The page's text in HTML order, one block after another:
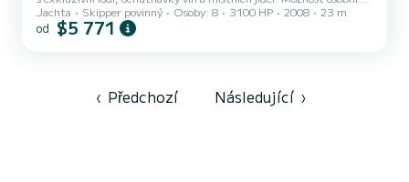
přizpůsobení zážitku s ochutnávkami mořských plodů a vybraných
vín (za příplatek)
Jachta Skipper povinný Osoby: 8 3100 HP 2008 23 m
od $5 771
‹ Předchozí Následující ›